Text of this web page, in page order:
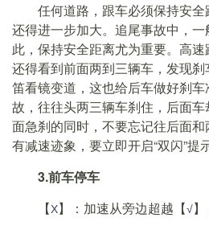
任何道路，跟车必须保持安全
还得进一步加大。追尾事故中，
此，保持安全距离尤为重要。高速
还得看到前面两到三辆车，发现
笛看镜变道，这也给后车做好刹
故，往往头两三辆车刹住，后面
面急刹的同时，不要忘记往后面
有减速迹象，要立即开启“双闪”提示
3.前车停车
【Χ】：加速从旁边超越【√